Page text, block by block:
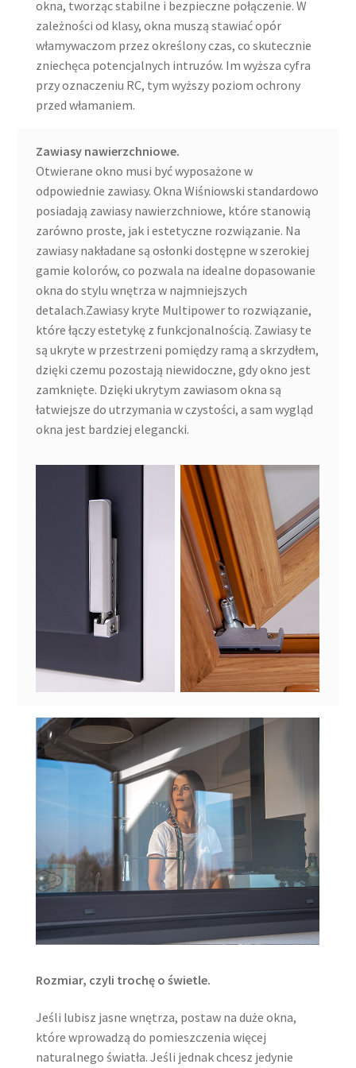
okna, tworząc stabilne i bezpieczne połączenie. W
zależności od klasy, okna muszą stawiać opór
włamywaczom przez określony czas, co skutecznie
zniechęca potencjalnych intruzów. Im wyższa cyfra
przy oznaczeniu RC, tym wyższy poziom ochrony
przed włamaniem.
Zawiasy nawierzchniowe.
Otwierane okno musi być wyposażone w
odpowiednie zawiasy. Okna Wiśniowski standardowo
posiadają zawiasy nawierzchniowe, które stanowią
zarówno proste, jak i estetyczne rozwiązanie. Na
zawiasy nakładane są osłonki dostępne w szerokiej
gamie kolorów, co pozwala na idealne dopasowanie
okna do stylu wnętrza w najmniejszych
detalach.Zawiasy kryte Multipower to rozwiązanie,
które łączy estetykę z funkcjonalnością. Zawiasy te
są ukryte w przestrzeni pomiędzy ramą a skrzydłem,
dzięki czemu pozostają niewidoczne, gdy okno jest
zamknięte. Dzięki ukrytym zawiasom okna są
łatwiejsze do utrzymania w czystości, a sam wygląd
okna jest bardziej elegancki.
Rozmiar, czyli trochę o świetle.
Jeśli lubisz jasne wnętrza, postaw na duże okna,
które wprowadzą do pomieszczenia więcej
naturalnego światła. Jeśli jednak chcesz jedynie